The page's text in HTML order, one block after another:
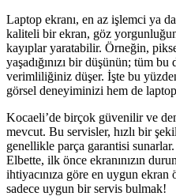
Laptop ekranı, en az işlemci ya
kaliteli bir ekran, göz
kayıplar yaratabilir. Örneğin,
yaşadığınızı bir düşünün; tüm
verimliliğiniz düşer. İşte bu
görsel deneyiminizi hem de
Kocaeli’de birçok güvenilir ve
mevcut. Bu servisler, hızlı bir
genellikle parça garantisi
Elbette, ilk önce ekranınızın
ihtiyacınıza göre en uygun ekran
sadece uygun bir servis bulmak!